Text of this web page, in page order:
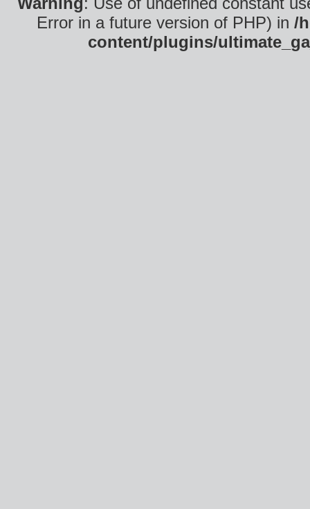
Error in a future version of PHP) in /
content/plugins/